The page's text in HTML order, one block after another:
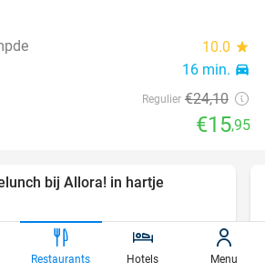
10.0 star
16 min. directions_car
Regulier €24,10
€15,95
bij Allora! in hartje
star
Restaurants Hotels Menu